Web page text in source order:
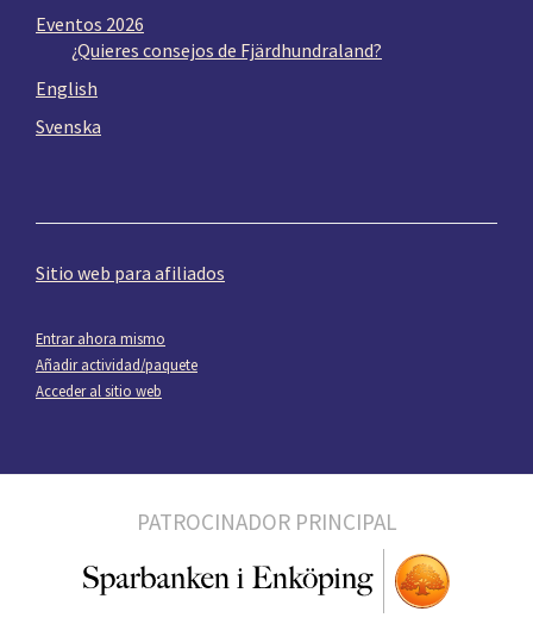
Eventos 2026
¿Quieres consejos de Fjärdhundraland?
English
Svenska
Sitio web para afiliados
Entrar ahora mismo
Añadir actividad/paquete
Acceder al sitio web
PATROCINADOR PRINCIPAL